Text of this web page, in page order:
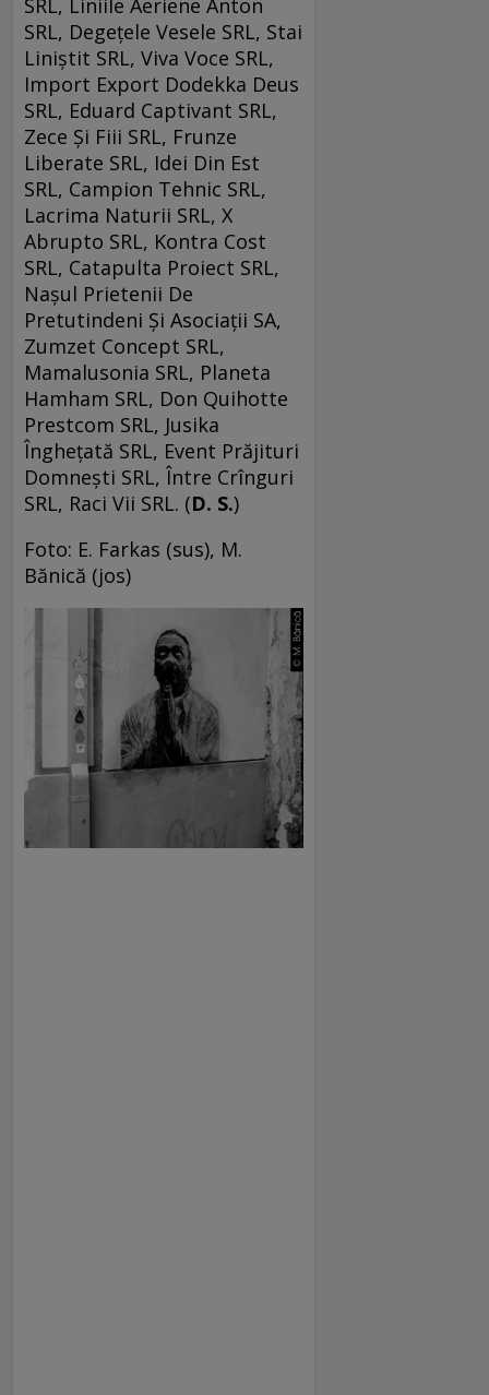
SRL, Liniile Aeriene Anton
SRL, Degețele Vesele SRL, Stai
Liniștit SRL, Viva Voce SRL,
Import Export Dodekka Deus
SRL, Eduard Captivant SRL,
Zece Și Fiii SRL, Frunze
Liberate SRL, Idei Din Est
SRL, Campion Tehnic SRL,
Lacrima Naturii SRL, X
Abrupto SRL, Kontra Cost
SRL, Catapulta Proiect SRL,
Nașul Prietenii De
Pretutindeni Și Asociații SA,
Zumzet Concept SRL,
Mamalusonia SRL, Planeta
Hamham SRL, Don Quihotte
Prestcom SRL, Jusika
Înghețată SRL, Event Prăjituri
Domnești SRL, Între Crînguri
SRL, Raci Vii SRL. (D. S.)
Foto: E. Farkas (sus), M.
Bănică (jos)